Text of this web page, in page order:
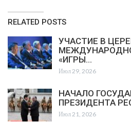
RELATED POSTS
УЧАСТИЕ В
«ИГРЫ…
Июл 29, 2026
НАЧАЛО
ПРЕЗИДЕНТА
Июл 21, 2026